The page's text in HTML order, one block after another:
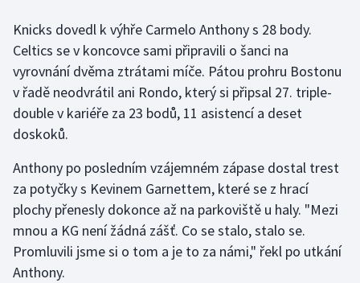
Florbal
Futsal
Golf
Gymnastika
Házená
Jezdectví
Judo
Knicks dovedl k výhře Carmelo Anthony s 28 body.
Celtics se v koncovce sami připravili o šanci na
vyrovnání dvěma ztrátami míče. Pátou prohru Bostonu
v řadě neodvrátil ani Rondo, který si připsal 27. triple-
double v kariéře za 23 bodů, 11 asistencí a deset
doskoků.
Anthony po posledním vzájemném zápase dostal trest
za potyčky s Kevinem Garnettem, které se z hrací
plochy přenesly dokonce až na parkoviště u haly. "Mezi
mnou a KG není žádná zášť. Co se stalo, stalo se.
Promluvili jsme si o tom a je to za námi," řekl po utkání
Anthony.